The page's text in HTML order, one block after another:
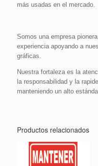
más usadas en el mercado.
Somos una empresa
experiencia apoyando a
gráficas.
Nuestra fortaleza es la
la responsabilidad y la
manteniendo un alto
Productos relacionados